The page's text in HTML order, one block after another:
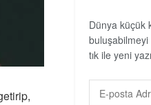
Dünya küçük
tık ile yeni